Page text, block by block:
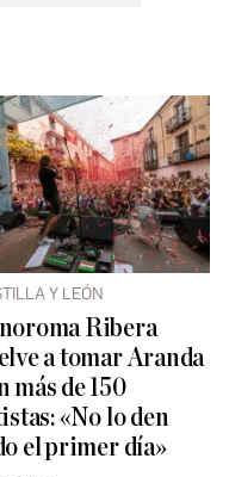
Y LEÓN
Ribera
a tomar Aranda
más de 150
«No lo den
el primer día»